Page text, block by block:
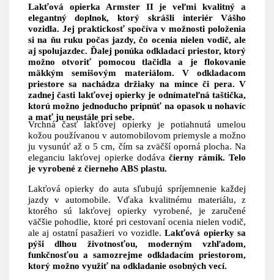
Lakťová opierka Armster II je veľmi kvalitný a
elegantný doplnok, ktorý skrášli interiér Vášho
vozidla. Jej praktickosť spočíva v možnosti položenia
si na ňu ruku počas jazdy, čo ocenia nielen vodič, ale
aj spolujazdec. Ďalej ponúka odkladací priestor, ktorý
možno otvoriť pomocou tlačidla a je flokovanie
mäkkým semišovým materiálom. V odkladacom
priestore sa nachádza držiaky na mince či pera. V
zadnej časti lakťovej opierky je odnímateľná taštička,
ktorú možno jednoducho pripnúť na opasok u nohavíc
a mať ju neustále pri sebe.
Vrchná časť lakťovej opierky je potiahnutá umelou
kožou používanou v automobilovom priemysle a možno
ju vysunúť až o 5 cm, čím sa zväčší oporná plocha. Na
eleganciu lakťovej opierke dodávačierny rámik. Telo
je vyrobené z čierneho ABS plastu.
Lakťová opierky do auta sľubujú spríjemnenie každej
jazdy v automobile. Vďaka kvalitnému materiálu, z
ktorého sú lakťovej opierky vyrobené, je zaručené
väčšie pohodlie, ktoré pri cestovaní ocenia nielen vodič,
ale aj ostatní pasažieri vo vozidle.Lakťová opierky sa
pýši dlhou životnosťou, moderným vzhľadom,
funkčnosťou a samozrejme odkladacím priestorom,
ktorý možno využiť na odkladanie osobných vecí.